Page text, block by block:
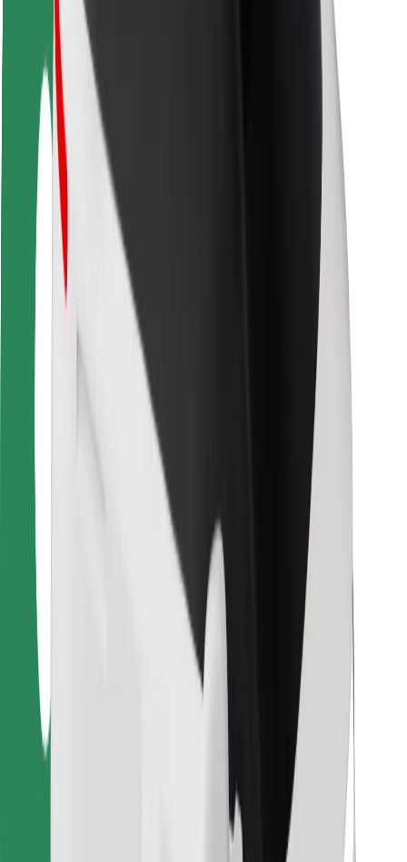
Seguridad para usuarios
Seguridad para conductores
Seguridad para patinetes
Laboratorio de seguridad
Ciudades
Dónde estamos
Soluciones para las ciudades
Aeropuertos
Estaciones de carga de Bolt
Soporte
Para usuarios
Para conductores
Para repartidores
Para propietarios de flota
Para restaurantes
Bolt para empresas
Términos y Condiciones
Descargar la app de Bolt
Encuentra tu comida favorita
Descargar la app de Bolt Food